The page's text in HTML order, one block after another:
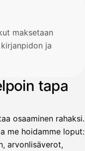
maksetaan
ja
tapa
osaaminen rahaksi.
me hoidamme loput:
arvonlisäverot,